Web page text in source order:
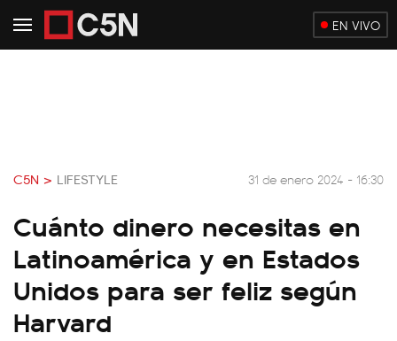
EN VIVO
C5N > LIFESTYLE 31 de enero 2024 - 16:30
Cuánto dinero necesitas en
Latinoamérica y en Estados
Unidos para ser feliz según
Harvard